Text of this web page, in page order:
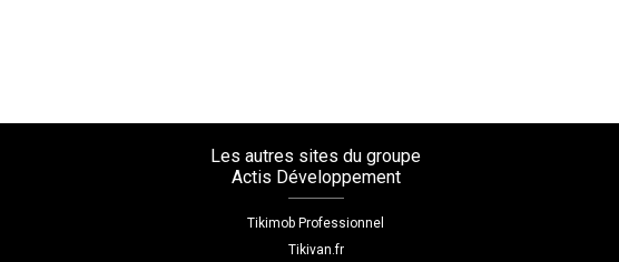
Les autres sites du groupe
Actis Développement
Tikimob Professionnel
Tikivan.fr